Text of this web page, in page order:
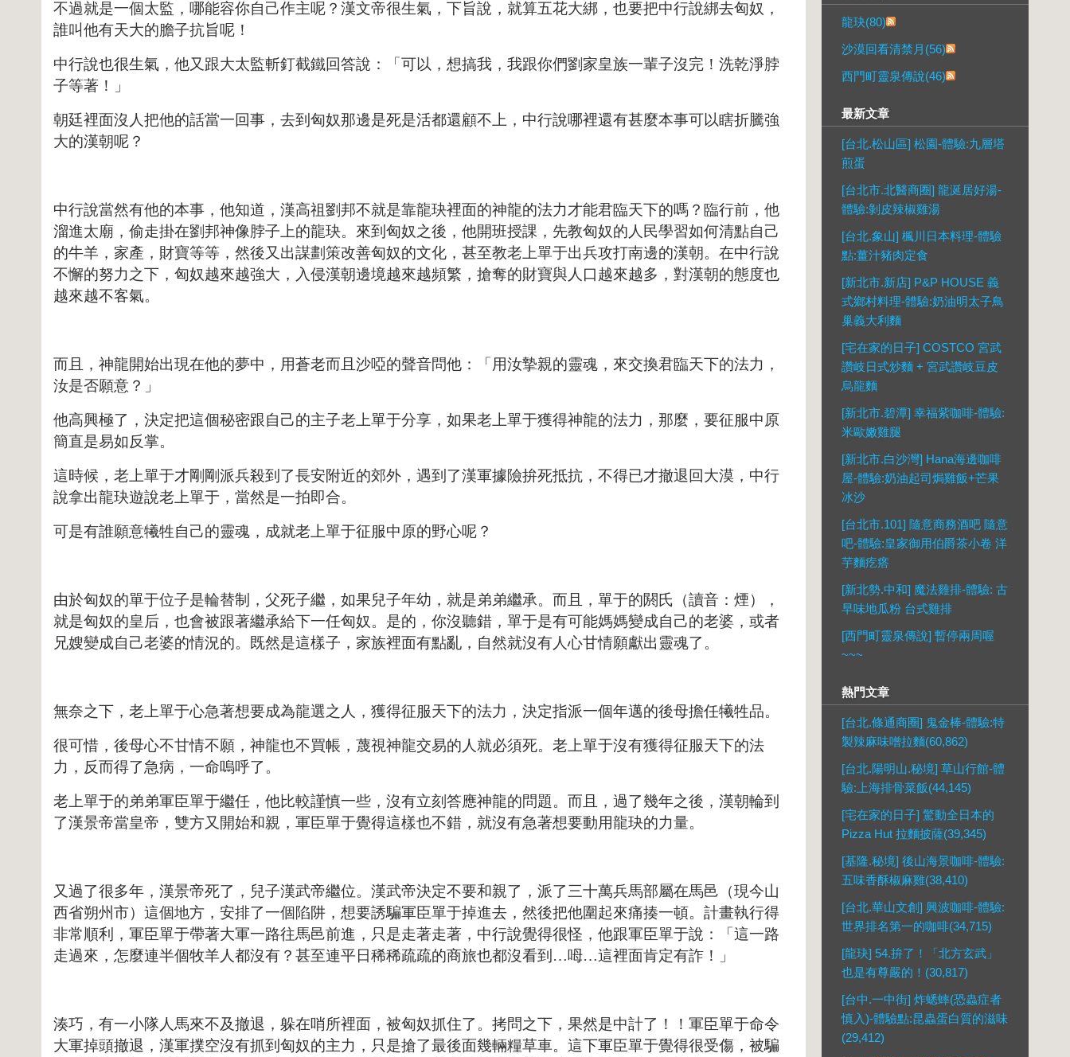
不過就是一個太監，哪能容你自己作主呢？漢文帝很生氣，下旨說，就算五花大綁，也要把中行說綁去匈奴，
誰叫他有天大的膽子抗旨呢！
中行說也很生氣，他又跟大太監斬釘截鐵回答說：「可以，想搞我，我跟你們劉家皇族一輩子沒完！洗乾淨脖
子等著！」
朝廷裡面沒人把他的話當一回事，去到匈奴那邊是死是活都還顧不上，中行說哪裡還有甚麼本事可以瞎折騰強
大的漢朝呢？
中行說當然有他的本事，他知道，漢高祖劉邦不就是靠龍玦裡面的神龍的法力才能君臨天下的嗎？臨行前，他
溜進太廟，偷走掛在劉邦神像脖子上的龍玦。來到匈奴之後，他開班授課，先教匈奴的人民學習如何清點自己
的牛羊，家產，財寶等等，然後又出謀劃策改善匈奴的文化，甚至教老上單于出兵攻打南邊的漢朝。在中行說
不懈的努力之下，匈奴越來越強大，入侵漢朝邊境越來越頻繁，搶奪的財寶與人口越來越多，對漢朝的態度也
越來越不客氣。
而且，神龍開始出現在他的夢中，用蒼老而且沙啞的聲音問他：「用汝摯親的靈魂，來交換君臨天下的法力，
汝是否願意？」
他高興極了，決定把這個秘密跟自己的主子老上單于分享，如果老上單于獲得神龍的法力，那麼，要征服中原
簡直是易如反掌。
這時候，老上單于才剛剛派兵殺到了長安附近的郊外，遇到了漢軍據險拚死抵抗，不得已才撤退回大漠，中行
說拿出龍玦遊說老上單于，當然是一拍即合。
可是有誰願意犧牲自己的靈魂，成就老上單于征服中原的野心呢？
由於匈奴的單于位子是輪替制，父死子繼，如果兒子年幼，就是弟弟繼承。而且，單于的閼氏（讀音：煙），
就是匈奴的皇后，也會被跟著繼承給下一任匈奴。是的，你沒聽錯，單于是有可能媽媽變成自己的老婆，或者
兄嫂變成自己老婆的情況的。既然是這樣子，家族裡面有點亂，自然就沒有人心甘情願獻出靈魂了。
無奈之下，老上單于心急著想要成為龍選之人，獲得征服天下的法力，決定指派一個年邁的後母擔任犧牲品。
很可惜，後母心不甘情不願，神龍也不買帳，蔑視神龍交易的人就必須死。老上單于沒有獲得征服天下的法
力，反而得了急病，一命嗚呼了。
老上單于的弟弟軍臣單于繼任，他比較謹慎一些，沒有立刻答應神龍的問題。而且，過了幾年之後，漢朝輪到
了漢景帝當皇帝，雙方又開始和親，軍臣單于覺得這樣也不錯，就沒有急著想要動用龍玦的力量。
又過了很多年，漢景帝死了，兒子漢武帝繼位。漢武帝決定不要和親了，派了三十萬兵馬部屬在馬邑（現今山
西省朔州市）這個地方，安排了一個陷阱，想要誘騙軍臣單于掉進去，然後把他圍起來痛揍一頓。計畫執行得
非常順利，軍臣單于帶著大軍一路往馬邑前進，只是走著走著，中行說覺得很怪，他跟軍臣單于說：「這一路
走過來，怎麼連半個牧羊人都沒有？甚至連平日稀稀疏疏的商旅也都沒看到…呣…這裡面肯定有詐！」
湊巧，有一小隊人馬來不及撤退，躲在哨所裡面，被匈奴抓住了。拷問之下，果然是中計了！！軍臣單于命令
大軍掉頭撤退，漢軍撲空沒有抓到匈奴的主力，只是搶了最後面幾輛糧草車。這下軍臣單于覺得很受傷，被騙
龍玦(80)
沙漠回看清禁月(56)
西門町靈泉傳說(46)
最新文章
[台北.松山區] 松園-體驗:九層塔
煎蛋
[台北市.北醫商圈] 龍涎居好湯-
體驗:剝皮辣椒雞湯
[台北.象山] 楓川日本料理-體驗
點:薑汁豬肉定食
[新北市.新店] P&P HOUSE 義
式鄉村料理-體驗:奶油明太子鳥
巢義大利麵
[宅在家的日子] COSTCO 宮武
讚岐日式炒麵 + 宮武讚岐豆皮
烏龍麵
[新北市.碧潭] 幸福紫咖啡-體驗:
米歐嫩雞腿
[新北市.白沙灣] Hana海邊咖啡
屋-體驗:奶油起司焗雞飯+芒果
冰沙
[台北市.101] 隨意商務酒吧 隨意
吧-體驗:皇家御用伯爵茶小卷 洋
芋麵疙瘩
[新北勢.中和] 魔法雞排-體驗: 古
早味地瓜粉 台式雞排
[西門町靈泉傳說] 暫停兩周喔
~~~
熱門文章
[台北.條通商圈] 鬼金棒-體驗:特
製辣麻味噌拉麵(60,862)
[台北.陽明山.秘境] 草山行館-體
驗:上海排骨菜飯(44,145)
[宅在家的日子] 驚動全日本的
Pizza Hut 拉麵披薩(39,345)
[基隆.秘境] 後山海景咖啡-體驗:
五味香酥椒麻雞(38,410)
[台北.華山文創] 興波咖啡-體驗:
世界排名第一的咖啡(34,715)
[龍玦] 54.拚了！「北方玄武」
也是有尊嚴的！(30,817)
[台中.一中街] 炸蟋蟀(恐蟲症者
慎入)-體驗點:昆蟲蛋白質的滋味
(29,412)